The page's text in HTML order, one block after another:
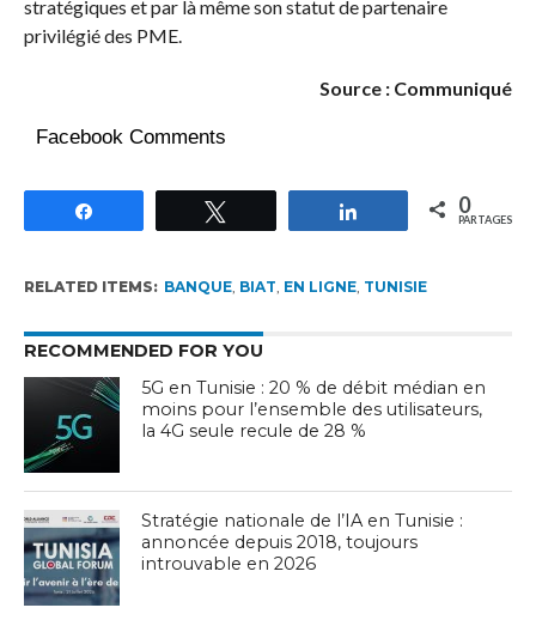
stratégiques et par là même son statut de partenaire
privilégié des PME.
Source : Communiqué
Facebook Comments
Partagez 0
PARTAGES
RELATED ITEMS: BANQUE, BIAT, EN LIGNE, TUNISIE
RECOMMENDED FOR YOU
5G en Tunisie : 20 % de débit médian en
moins pour l’ensemble des utilisateurs,
la 4G seule recule de 28 %
Stratégie nationale de l’IA en Tunisie :
annoncée depuis 2018, toujours
introuvable en 2026